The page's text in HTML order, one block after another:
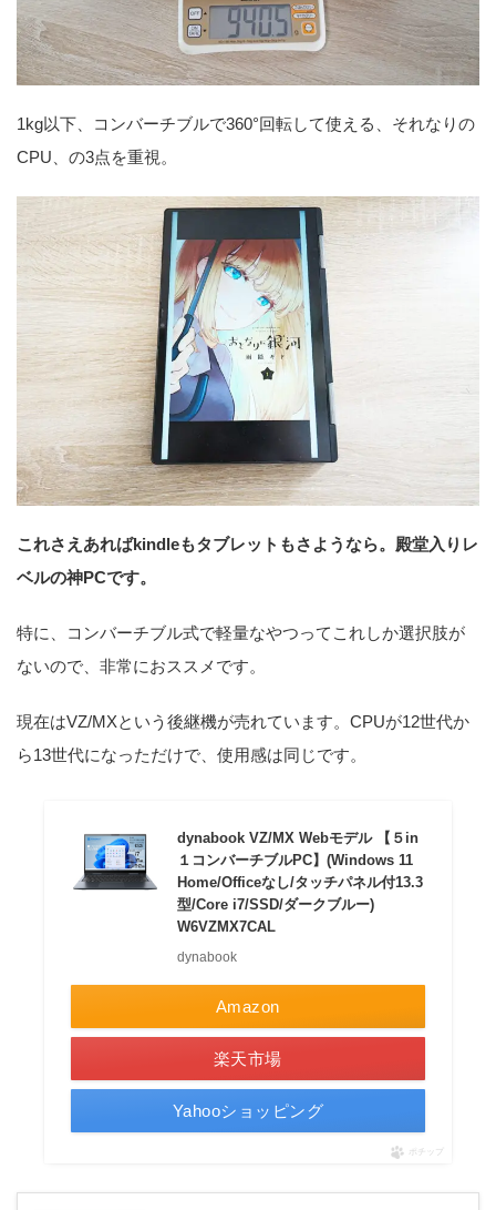
1kg以下、コンバーチブルで360°回転して使える、それなりの
CPU、の3点を重視。
これさえあればkindleもタブレットもさようなら。殿堂入りレ
ベルの神PCです。
特に、コンバーチブル式で軽量なやつってこれしか選択肢が
ないので、非常におススメです。
現在はVZ/MXという後継機が売れています。CPUが12世代か
ら13世代になっただけで、使用感は同じです。
dynabook VZ/MX Webモデル 【５in
１コンバーチブルPC】(Windows 11
Home/Officeなし/タッチパネル付13.3
型/Core i7/SSD/ダークブルー)
W6VZMX7CAL
dynabook
Amazon
楽天市場
Yahooショッピング
ポチップ